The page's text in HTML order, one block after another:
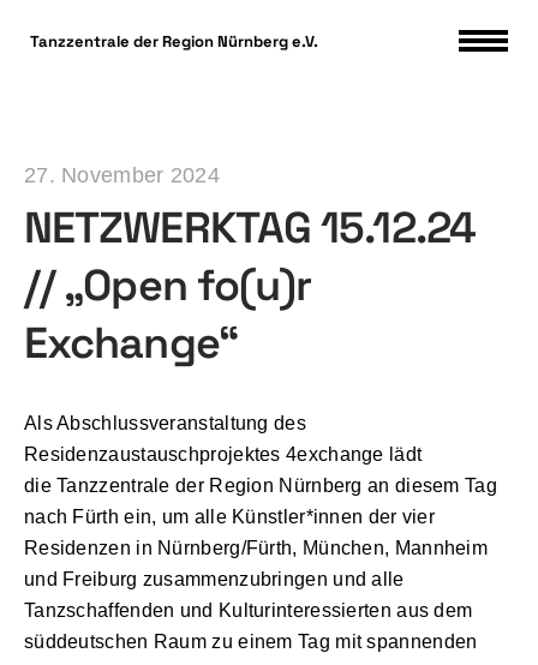
Tanzzentrale der Region Nürnberg e.V.
27. November 2024
NETZWERKTAG 15.12.24
// „Open fo(u)r
Exchange“
Als Abschlussveranstaltung des
Residenzaustauschprojektes 4exchange lädt
die Tanzzentrale der Region Nürnberg an diesem Tag
nach Fürth ein, um alle Künstler*innen der vier
Residenzen in Nürnberg/Fürth, München, Mannheim
und Freiburg zusammenzubringen und alle
Tanzschaffenden und Kulturinteressierten aus dem
süddeutschen Raum zu einem Tag mit spannenden